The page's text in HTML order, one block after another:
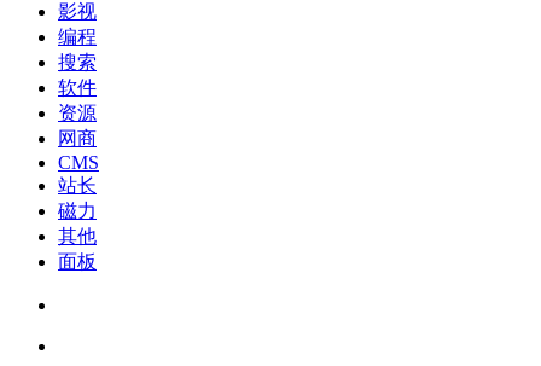
影视
编程
搜索
软件
资源
网商
CMS
站长
磁力
其他
面板